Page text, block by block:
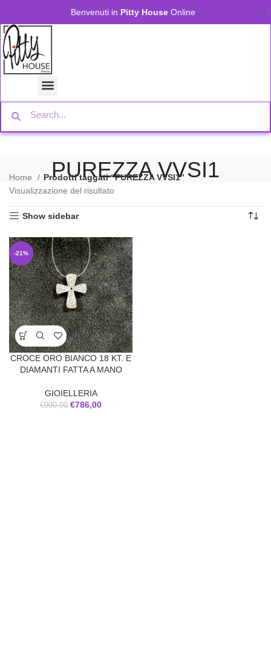
Benvenuti in Pitty House Online
PUREZZA VVSI1
Home
Prodotti taggati “PUREZZA VVSI1”
Visualizzazione del risultato
Show sidebar
-21%
CROCE ORO BIANCO 18 KT. E
DIAMANTI FATTA A MANO
GIOIELLERIA
€990,00 €786,00